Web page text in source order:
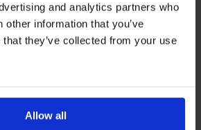
and analytics partners who
other information that you’ve
they’ve collected from your use
Allow all
Εγγραφή
σας, συμφωνείτε να λαμβάνετε
'Οχι, ευχαριστώ